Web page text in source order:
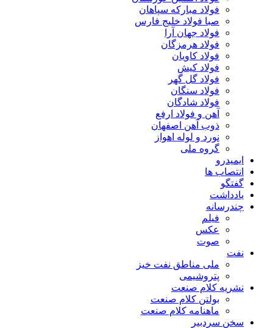
فولاد مبارکه سپاهان
صبا فولاد خلیج فارس
فولاد جهان آرا
فولاد هرمزگان
فولاد کاویان
فولاد کیش
فولاد گل گهر
فولاد سنگان
فولاد شادگان
آهن و فولاد ارفع
ذوب آهن اصفهان
نورد و لوله اهواز
گروه ملی
ایمیدرو
انتصاب ها
گفتگو
یادداشت
چندرسانه
فیلم
عکس
صوت
نفت
ملی مناطق نفت خیز
پتروشیمی
نشریه کلام صنعت
بولتن کلام صنعت
ماهنامه کلام صنعت
سخن سردبیر